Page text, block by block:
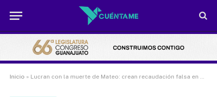
Inicio » Lucran con la muerte de Mateo: crean recaudación falsa en GoFundMe